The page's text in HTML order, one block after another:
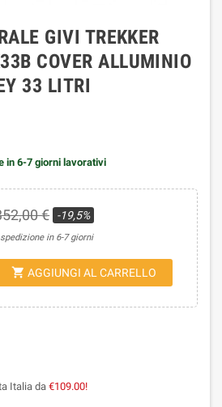
GIVI TREKKER
COVER ALLUMINIO
33 LITRI
in 6-7 giorni lavorativi
€ -19,5%
in 6-7 giorni
shopping_cart AGGIUNGI AL CARRELLO
Italia da €109.00!